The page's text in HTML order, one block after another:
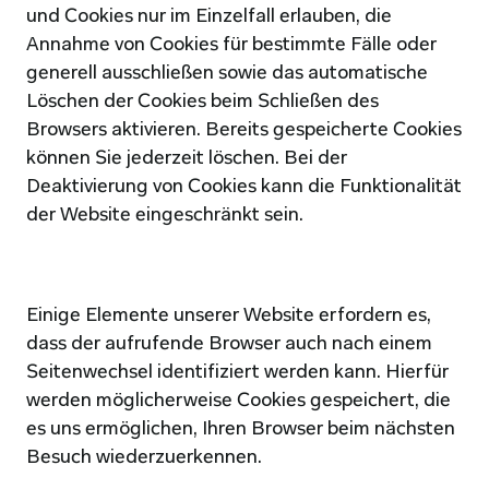
und Cookies nur im Einzelfall erlauben, die
Annahme von Cookies für bestimmte Fälle oder
generell ausschließen sowie das automatische
Löschen der Cookies beim Schließen des
Browsers aktivieren. Bereits gespeicherte Cookies
können Sie jederzeit löschen. Bei der
Deaktivierung von Cookies kann die Funktionalität
der Website eingeschränkt sein.
Einige Elemente unserer Website erfordern es,
dass der aufrufende Browser auch nach einem
Seitenwechsel identifiziert werden kann. Hierfür
werden möglicherweise Cookies gespeichert, die
es uns ermöglichen, Ihren Browser beim nächsten
Besuch wiederzuerkennen.